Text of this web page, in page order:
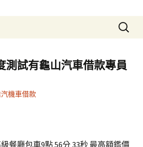
搜
尋
鍵
字:
測試有龜山汽車借款專員
機車借款
餐廳包車9點 56分 33秒 最高額鑑價